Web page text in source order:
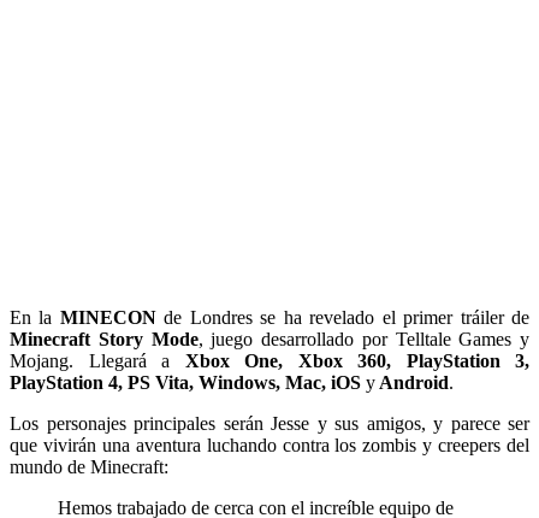
En la MINECONde Londres se ha revelado el primer tráiler de
Minecraft Story Mode, juego desarrollado por Telltale Games y
Mojang. Llegará a Xbox One, Xbox 360, PlayStation 3,
PlayStation 4, PS Vita, Windows, Mac, iOS y Android.
Los personajes principales serán Jesse y sus amigos, y parece ser
que vivirán una aventura luchando contra los zombis y creepers del
mundo de Minecraft:
Hemos trabajado de cerca con el increíble equipo de